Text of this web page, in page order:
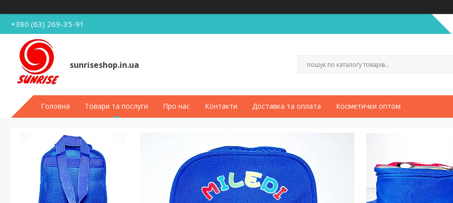
+380 (63) 269-35-91
sunriseshop.in.ua
Головна Товари та послуги Про нас Контакти Доставка та оплата Косметички оптом